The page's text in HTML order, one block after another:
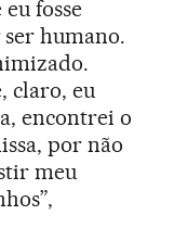
fosse
humano.
claro, eu
encontrei o
por não
meu